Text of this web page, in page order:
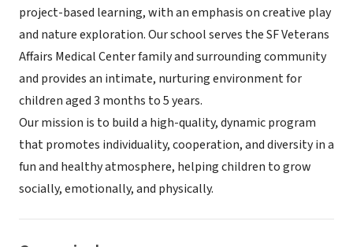
project-based learning, with an emphasis on creative play
and nature exploration. Our school serves the SF Veterans
Affairs Medical Center family and surrounding community
and provides an intimate, nurturing environment for
children aged 3 months to 5 years.
Our mission is to build a high-quality, dynamic program
that promotes individuality, cooperation, and diversity in a
fun and healthy atmosphere, helping children to grow
socially, emotionally, and physically.